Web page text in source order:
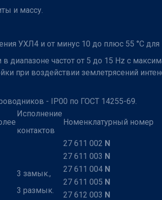
и массу.
УХЛ4 и от минус 10 до плюс 55 °С для
диапазоне частот от 5 до 15 Hz с
при воздействии землетрясений
- IP00 по ГОСТ 14255-69.
Исполнение
контактов
Номенклатурный номер
3 замык.,
3 размык.
27 611 002 N
27 611 003 N
27 611 004 N
27 611 005 N
27 612 003 N